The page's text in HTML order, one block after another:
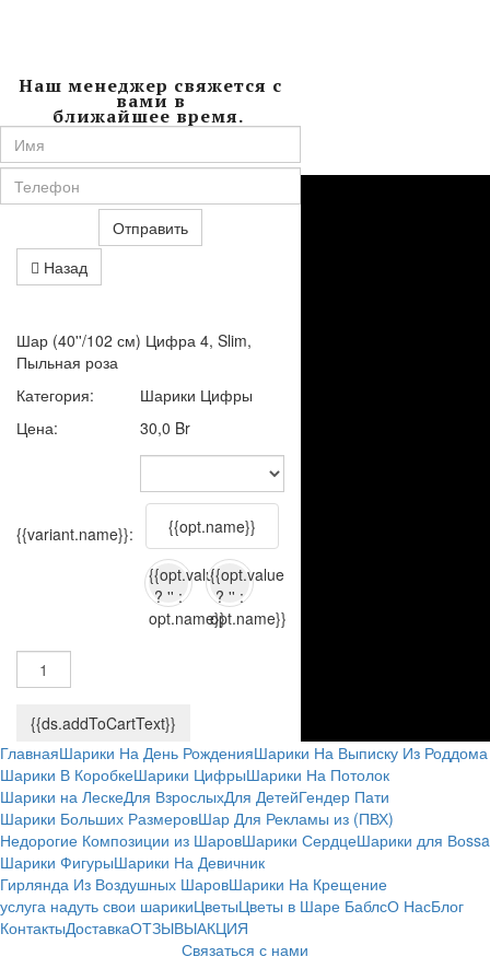
Наш менеджер свяжется с
вами в
ближайшее время.
Отправить
Назад
Шар (40''/102 см) Цифра 4, Slim,
Пыльная роза
Категория:
Шарики Цифры
Цена:
30,0 Br
{{variant.name}}: {{opt.name}}
{{opt.value
? '' :
opt.name}}
{{opt.value
? '' :
opt.name}}
{{ds.addToCartText}}
ГлавнаяШарики На День РожденияШарики На Выписку Из Роддома
Шарики В КоробкеШарики ЦифрыШарики На Потолок
Шарики на ЛескеДля ВзрослыхДля ДетейГендер Пати
Шарики Больших РазмеровШар Для Рекламы из (ПВХ)
Недорогие Композиции из ШаровШарики СердцеШарики для Воssa
Шарики ФигурыШарики На Девичник
Гирлянда Из Воздушных ШаровШарики На Крещение
услуга надуть свои шарикиЦветыЦветы в Шаре БаблсО НасБлог
КонтактыДоставкаОТЗЫВЫАКЦИЯ
Связаться с нами